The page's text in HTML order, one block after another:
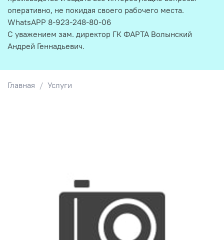
Главная Услуги
оперативно, не покидая своего рабочего места.
WhatsAPP 8-923-248-80-06
С уважением зам. директор ГК ФАРТА Волынский
Андрей Геннадьевич.